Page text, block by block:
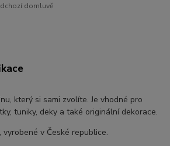
domluvě
který si sami zvolíte. Je vhodné pro
tuniky, deky a také originální dekorace.
v České republice.